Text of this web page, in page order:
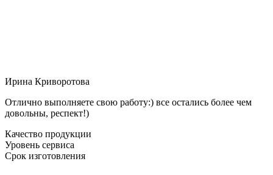
Ирина Криворотова
Отлично выполняете свою работу:) все остались более чем
довольны, респект!)
Качество продукции
Уровень сервиса
Срок изготовления